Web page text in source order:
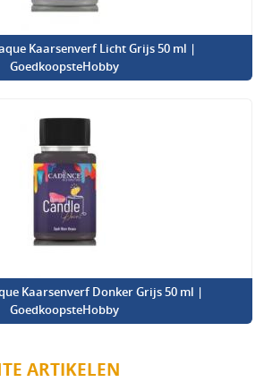
Kaarsenverf Licht Grijs 50 ml |
GoedkoopsteHobby
Kaarsenverf Donker Grijs 50 ml |
GoedkoopsteHobby
ARTIKELEN